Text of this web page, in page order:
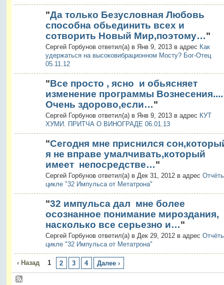
"Да только Безусловная Любовь
способна обьединить всех и
сотворить Новый Мир,поэтому…"
Сергей Горбунов ответил(а) в Янв 9, 2013 в адрес Как
удержаться на высоковибрационном Мосту? Бог-Отец
05.11.12
"Все просто , ясно и обьясняет
изменение программы
Очень здорово,если…"
Сергей Горбунов ответил(а) в Янв 9, 2013 в адрес КУТ
ХУМИ. ПРИТЧА О ВИНОГРАДЕ 06.01.13
"Сегодня мне приснился
я не вправе умалчивать,который
имеет непосредстве…"
Сергей Горбунов ответил(а) в Дек 31, 2012 в адрес
цикле "32 Импульса от Метатрона"
"32 импульса дал мне более
осознанное понимание мироздания,
насколько все серьезно и…"
Сергей Горбунов ответил(а) в Дек 29, 2012 в адрес
цикле "32 Импульса от Метатрона"
‹ Назад 1 2 3 4 Далее ›